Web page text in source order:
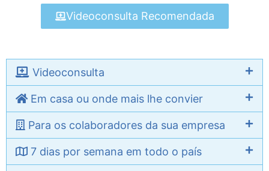
Videoconsulta Recomendada
Videoconsulta
Em casa ou onde mais lhe convier
Para os colaboradores da sua empresa
7 dias por semana em todo o país